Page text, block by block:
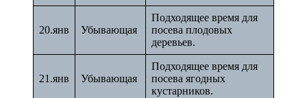
20.янв Убывающая
Подходящее время для
посева плодовых
деревьев.
21.янв Убывающая
Подходящее время для
посева ягодных
кустарников.